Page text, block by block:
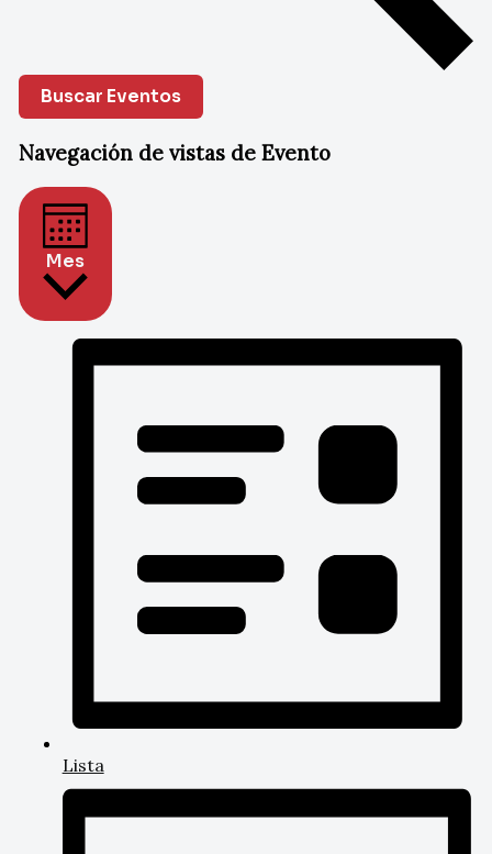
Buscar Eventos
Navegación de vistas de Evento
Mes
Lista